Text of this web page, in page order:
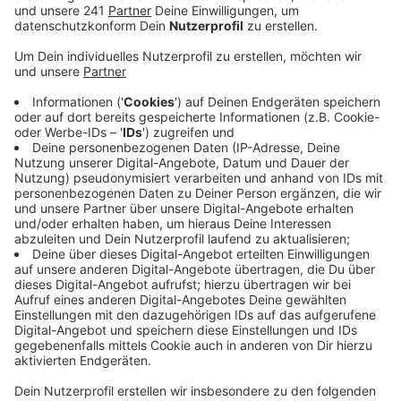
Veröffentlicht:Mittwoch, 12.10.2022 05:33
Anzeige
„Die E-Busse bei uns in der Stadt haben einen
erfolgreichen Start hingelegt“. Diese Bilanz zieht die
Wupsi nach dem ersten halben Jahr. Sie sind
insgesamt leiser, vibrieren weniger und sind moderner
ausgestattet als die traditionellen Diesel-Busse. Unter
den Sitzen gibt es beispielsweise USB-Anschlüsse, um
das Smartphone zu laden. Auch die Fahrer haben in den
E-Bussen viel mehr Spaß bei der Arbeit, heißt es von
der Wupsi. Bis übernächstes Jahr will die Wupsi über
40 weitere E-Busse einsetzen. Außerdem sollen dann
auch erstmalig Wasserstoff-Busse auf den Straßen in
der Stadt fahren. Dafür bekommt die Wupsi über 20
Millionen Euro Fördermittel vom Bund. Langfristig